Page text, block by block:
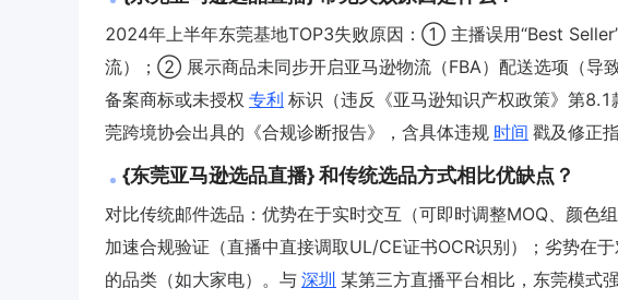
2024年上半年东莞基地TOP3失败原因：① 主播误用“Best
流）；② 展示商品未同步开启亚马逊物流（FBA）配送选项（
备案商标或未授权 专利 标识（违反《亚马逊知识产权政策》第
莞跨境协会出具的《合规诊断报告》，含具体违规 时间 戳及修正指
{东莞亚马逊选品直播} 和传统选品方式相比优缺点？
对比传统邮件选品：优势在于实时交互（可即时调整MOQ、颜色
加速合规验证（直播中直接调取UL/CE证书OCR识别）；劣势在
的品类（如大家电）。与 深圳 某第三方直播平台相比，东莞模式